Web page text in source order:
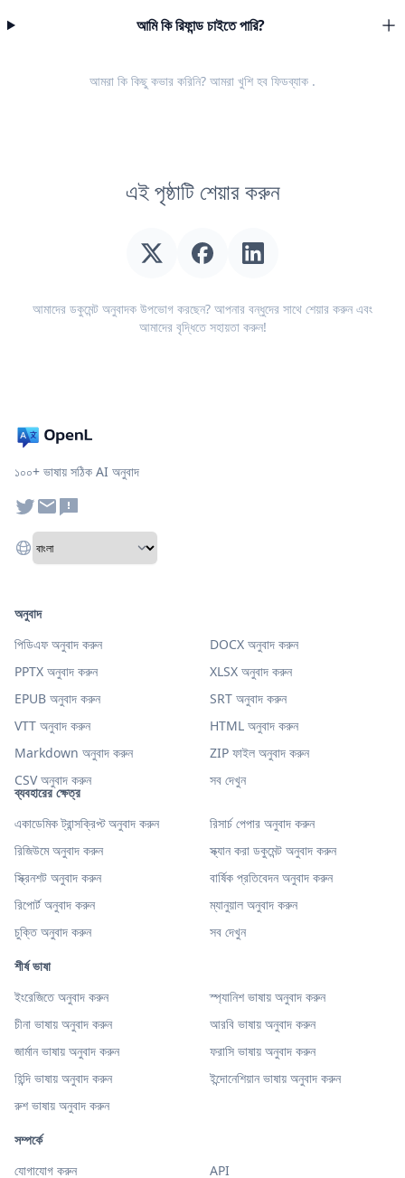
আমি কি রিফান্ড চাইতে পারি?
আমরা কি কিছু কভার করিনি? আমরা খুশি হব ফিডব্যাক .
এই পৃষ্ঠাটি শেয়ার করুন
আমাদের ডকুমেন্ট অনুবাদক উপভোগ করছেন? আপনার বন্ধুদের সাথে শেয়ার করুন এবং
আমাদের বৃদ্ধিতে সহায়তা করুন!
১০০+ ভাষায় সঠিক AI অনুবাদ
ব্যবহারের ক্ষেত্র
একাডেমিক ট্রান্সক্রিপ্ট অনুবাদ করুন
রিসার্চ পেপার অনুবাদ করুন
রিজিউমে অনুবাদ করুন
স্ক্যান করা ডকুমেন্ট অনুবাদ করুন
স্ক্রিনশট অনুবাদ করুন
বার্ষিক প্রতিবেদন অনুবাদ করুন
রিপোর্ট অনুবাদ করুন
ম্যানুয়াল অনুবাদ করুন
চুক্তি অনুবাদ করুন
সব দেখুন
শীর্ষ ভাষা
ইংরেজিতে অনুবাদ করুন
স্প্যানিশ ভাষায় অনুবাদ করুন
চীনা ভাষায় অনুবাদ করুন
আরবি ভাষায় অনুবাদ করুন
জার্মান ভাষায় অনুবাদ করুন
ফরাসি ভাষায় অনুবাদ করুন
হিন্দি ভাষায় অনুবাদ করুন
ইন্দোনেশিয়ান ভাষায় অনুবাদ করুন
রুশ ভাষায় অনুবাদ করুন
অনুবাদ
পিডিএফ অনুবাদ করুন
DOCX অনুবাদ করুন
PPTX অনুবাদ করুন
XLSX অনুবাদ করুন
EPUB অনুবাদ করুন
SRT অনুবাদ করুন
VTT অনুবাদ করুন
HTML অনুবাদ করুন
Markdown অনুবাদ করুন
ZIP ফাইল অনুবাদ করুন
CSV অনুবাদ করুন
সব দেখুন
সম্পর্কে
যোগাযোগ করুন
API